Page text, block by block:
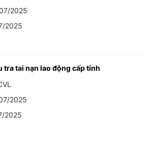
2025
2025
tra tai nạn lao động cấp tỉnh
2025
2025